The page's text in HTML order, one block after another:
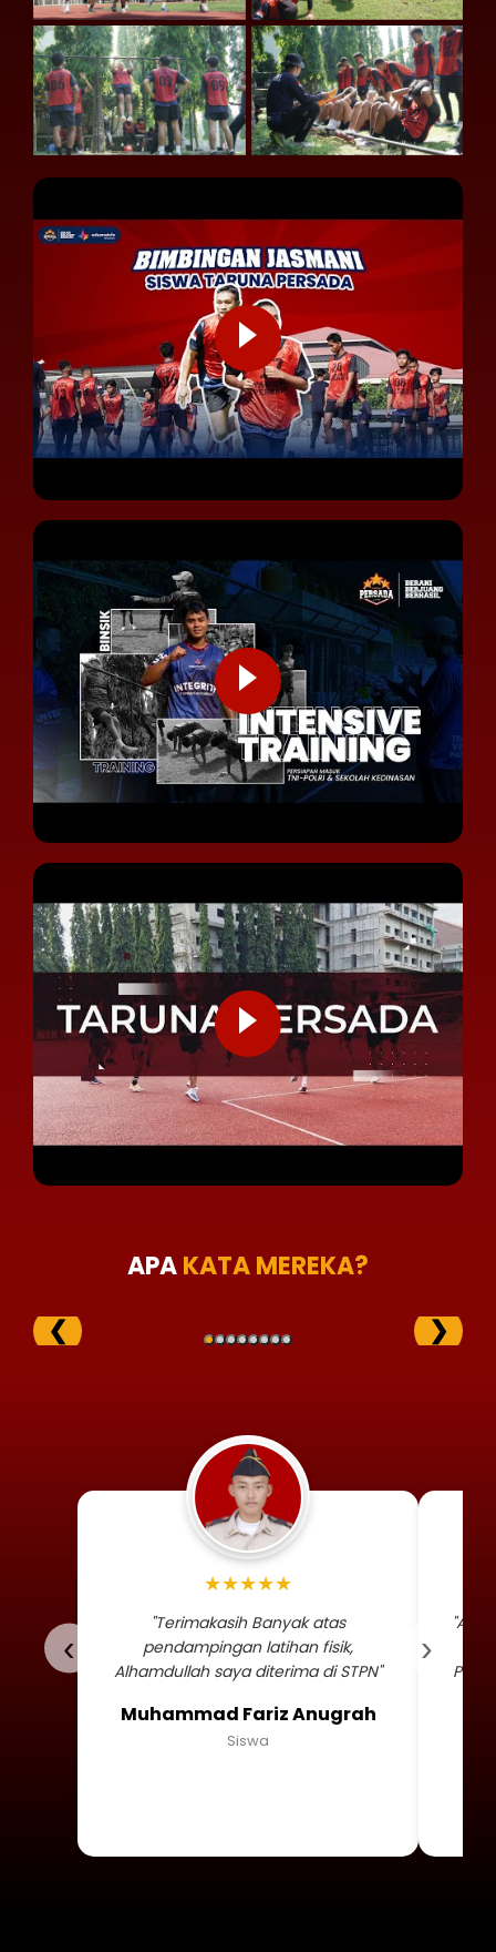
APAKATA MEREKA?
❮ ❯
‹
Foto profil siswa
★★★★★
"Terimakasih Banyak atas
pendampingan latihan fisik,
Alhamdullah saya diterima di STPN"
Muhammad Fariz Anugrah
Siswa
›